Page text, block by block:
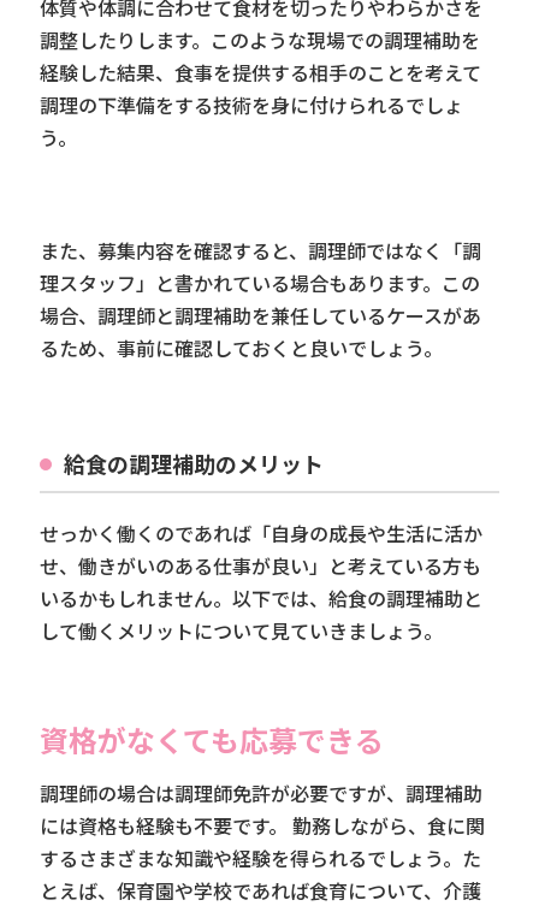
体質や体調に合わせて食材を切ったりやわらかさを
調整したりします。このような現場での調理補助を
経験した結果、食事を提供する相手のことを考えて
調理の下準備をする技術を身に付けられるでしょ
う。
また、募集内容を確認すると、調理師ではなく「調
理スタッフ」と書かれている場合もあります。この
場合、調理師と調理補助を兼任しているケースがあ
るため、事前に確認しておくと良いでしょう。
給食の調理補助のメリット
せっかく働くのであれば「自身の成長や生活に活か
せ、働きがいのある仕事が良い」と考えている方も
いるかもしれません。以下では、給食の調理補助と
して働くメリットについて見ていきましょう。
資格がなくても応募できる
調理師の場合は調理師免許が必要ですが、調理補助
には資格も経験も不要です。 勤務しながら、食に関
するさまざまな知識や経験を得られるでしょう。た
とえば、保育園や学校であれば食育について、介護